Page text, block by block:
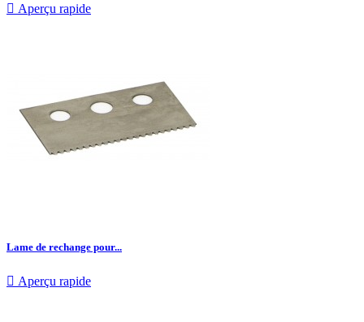
 Aperçu rapide
Lame de rechange pour...
 Aperçu rapide